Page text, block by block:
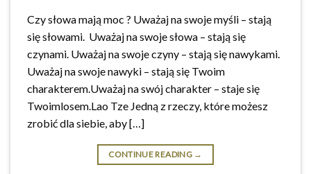
Czy słowa mają moc ? Uważaj na swoje myśli – stają
się słowami. Uważaj na swoje słowa – stają się
czynami. Uważaj na swoje czyny – stają się nawykami.
Uważaj na swoje nawyki – stają się Twoim
charakterem.Uważaj na swój charakter – staje się
Twoimlosem.Lao Tze Jedną z rzeczy, które możesz
zrobić dla siebie, aby […]
CONTINUE READING →